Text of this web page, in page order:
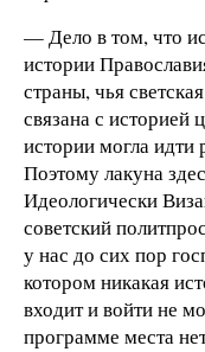
— Дело в том, что
истории
страны, чья
связана с историей
истории могла идти
Поэтому лакуна
Идеологически
советский
у нас до сих пор
котором никакая
входит и войти не
программе места